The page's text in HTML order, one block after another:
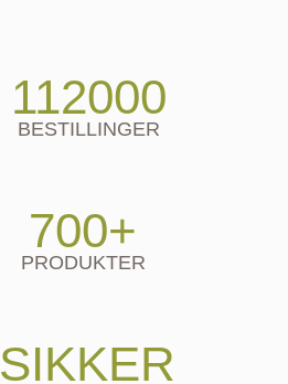
112000
BESTILLINGER
700+
PRODUKTER
SIKKER